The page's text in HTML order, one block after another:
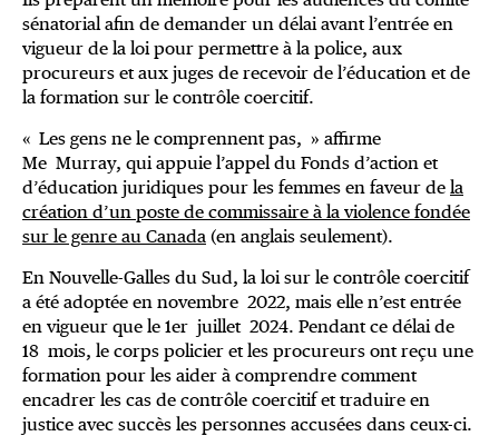
sénatorial afin de demander un délai avant l’entrée en
vigueur de la loi pour permettre à la police, aux
procureurs et aux juges de recevoir de l’éducation et de
la formation sur le contrôle coercitif.
« Les gens ne le comprennent pas, » affirme
Me Murray, qui appuie l’appel du Fonds d’action et
d’éducation juridiques pour les femmes en faveur de la
création d’un poste de commissaire à la violence fondée
sur le genre au Canada (en anglais seulement).
En Nouvelle-Galles du Sud, la loi sur le contrôle coercitif
a été adoptée en novembre 2022, mais elle n’est entrée
en vigueur que le 1er juillet 2024. Pendant ce délai de
18 mois, le corps policier et les procureurs ont reçu une
formation pour les aider à comprendre comment
encadrer les cas de contrôle coercitif et traduire en
justice avec succès les personnes accusées dans ceux-ci.